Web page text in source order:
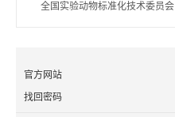
全国实验动物标准化技术委员会
官方网站
找回密码